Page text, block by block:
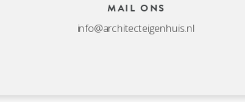
MAIL ONS
info@architecteigenhuis.nl